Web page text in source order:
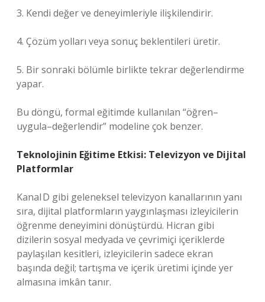
3. Kendi değer ve deneyimleriyle ilişkilendirir.
4. Çözüm yolları veya sonuç beklentileri üretir.
5. Bir sonraki bölümle birlikte tekrar değerlendirme
yapar.
Bu döngü, formal eğitimde kullanılan “öğren–
uygula–değerlendir” modeline çok benzer.
Teknolojinin Eğitime Etkisi: Televizyon ve Dijital
Platformlar
Kanal D gibi geleneksel televizyon kanallarının yanı
sıra, dijital platformların yaygınlaşması izleyicilerin
öğrenme deneyimini dönüştürdü. Hicran gibi
dizilerin sosyal medyada ve çevrimiçi içeriklerde
paylaşılan kesitleri, izleyicilerin sadece ekran
başında değil; tartışma ve içerik üretimi içinde yer
almasına imkân tanır.